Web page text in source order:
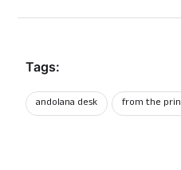
Tags:
andolana desk from the